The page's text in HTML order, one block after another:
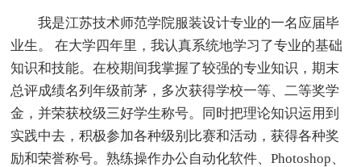
我是江苏技术师范学院服装设计专业的一名应届毕
业生。 在大学四年里，我认真系统地学习了专业的基础
知识和技能。在校期间我掌握了较强的专业知识，期末
总评成绩名列年级前茅，多次获得学校一等、二等奖学
金，并荣获校级三好学生称号。同时把理论知识运用到
实践中去，积极参加各种级别比赛和活动，获得各种奖
励和荣誉称号。熟练操作办公自动化软件、Photoshop、